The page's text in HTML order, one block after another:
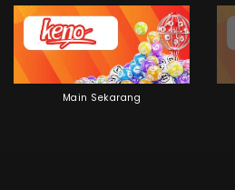
Main Sekarang